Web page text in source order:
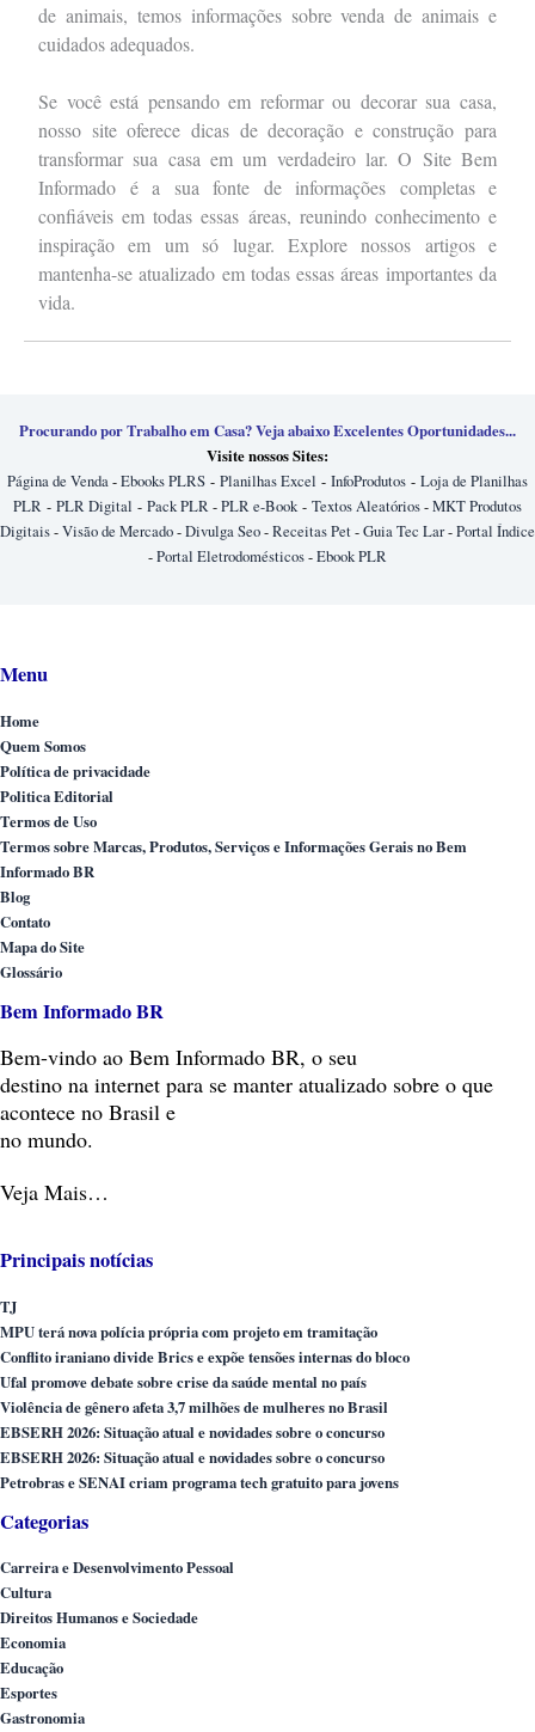
de animais, temos informações sobre venda de animais e
cuidados adequados.
Se você está pensando em reformar ou decorar sua casa,
nosso site oferece dicas de decoração e construção para
transformar sua casa em um verdadeiro lar. O Site Bem
Informado é a sua fonte de informações completas e
confiáveis em todas essas áreas, reunindo conhecimento e
inspiração em um só lugar. Explore nossos artigos e
mantenha-se atualizado em todas essas áreas importantes da
vida.
Procurando por Trabalho em Casa? Veja abaixo Excelentes Oportunidades...
Visite nossos Sites:
Página de Venda-Ebooks PLRS - Planilhas Excel - InfoProdutos - Loja de Planilhas
PLR - PLR Digital - Pack PLR-PLR e-Book- Textos Aleatórios-MKT Produtos
Digitais-Visão de Mercado-Divulga Seo-Receitas Pet-Guia Tec Lar-Portal Índice
-Portal Eletrodomésticos-Ebook PLR
Menu
Home
Quem Somos
Política de privacidade
Politica Editorial
Termos de Uso
Termos sobre Marcas, Produtos, Serviços e Informações Gerais no Bem
Informado BR
Blog
Contato
Mapa do Site
Glossário
Bem Informado BR
Bem-vindo ao Bem Informado BR, o seu
destino na internet para se manter atualizado sobre o que
acontece no Brasil e
no mundo.
Veja Mais…
Principais notícias
TJ
MPU terá nova polícia própria com projeto em tramitação
Conflito iraniano divide Brics e expõe tensões internas do bloco
Ufal promove debate sobre crise da saúde mental no país
Violência de gênero afeta 3,7 milhões de mulheres no Brasil
EBSERH 2026: Situação atual e novidades sobre o concurso
EBSERH 2026: Situação atual e novidades sobre o concurso
Petrobras e SENAI criam programa tech gratuito para jovens
Categorias
Carreira e Desenvolvimento Pessoal
Cultura
Direitos Humanos e Sociedade
Economia
Educação
Esportes
Gastronomia